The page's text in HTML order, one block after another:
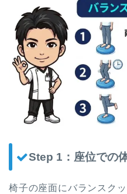
Step 1：座位での
椅子の座面にバランスク